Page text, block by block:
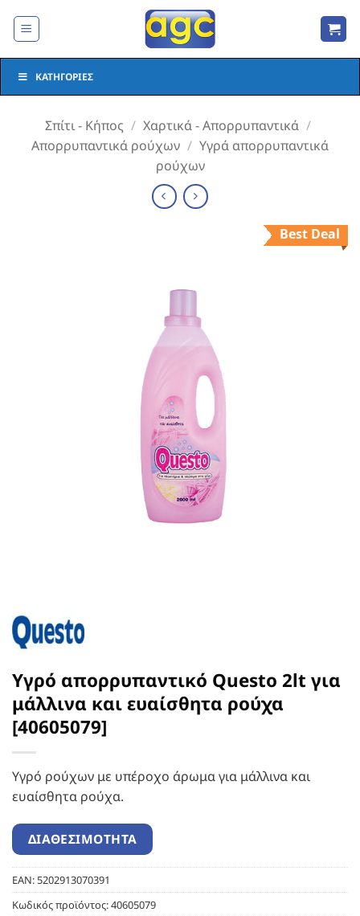
στο
ΚΑΤΗΓΟΡΊΕΣ
Σπίτι - Κήπος / Χαρτικά - Απορρυπαντικά /
Απορρυπαντικά ρούχων / Υγρά απορρυπαντικά
ρούχων
Best Deal
Υγρό απορρυπαντικό Questo 2lt για
μάλλινα και ευαίσθητα ρούχα
[40605079]
Υγρό ρούχων με υπέροχο άρωμα για μάλλινα και
ευαίσθητα ρούχα.
EAN:5202913070391
Κωδικός προϊόντος:40605079